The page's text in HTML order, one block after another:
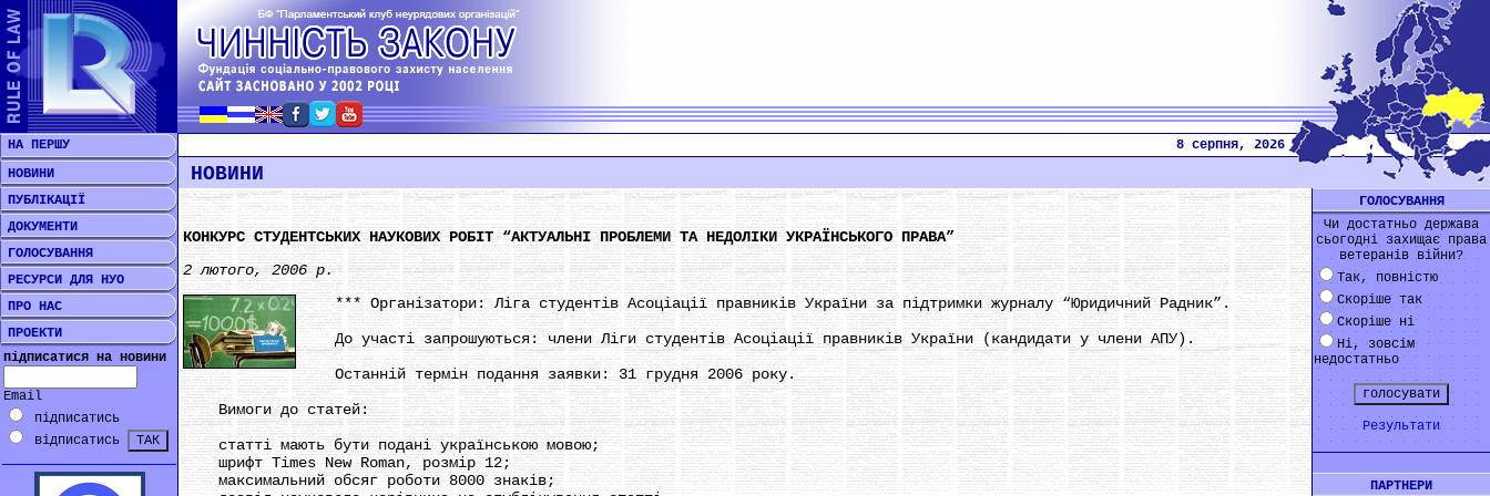
НА ПЕРШУ
8 серпня, 2026
НОВИНИ
ПУБЛІКАЦІЇ
ДОКУМЕНТИ
ГОЛОСУВАННЯ
РЕСУРСИ ДЛЯ НУО
ПРО НАС
ПРОЕКТИ
підписатися на новини
Email
підписатись
відписатись
НОВИНИ
КОНКУРС СТУДЕНТСЬКИХ НАУКОВИХ РОБІТ “АКТУАЛЬНІ ПРОБЛЕМИ ТА НЕДОЛІКИ УКРАЇНСЬКОГО ПРАВА”
2 лютого, 2006 р.
*** Організатори: Ліга студентів Асоціації правників України за підтримки журналу “Юридичний Радник”.
До участі запрошуються: члени Ліги студентів Асоціації правників України (кандидати у члени АПУ).
Останній термін подання заявки: 31 грудня 2006 року.
Вимоги до статей:
статті мають бути подані українською мовою;
шрифт Times New Roman, розмір 12;
максимальний обсяг роботи 8000 знаків;
ГОЛОСУВАННЯ
Чи достатньо держава
сьогодні захищає права
ветеранів війни?
Так, повністю
Скоріше так
Скоріше ні
Ні, зовсім
недостатньо
Результати
ПАРТНЕРИ